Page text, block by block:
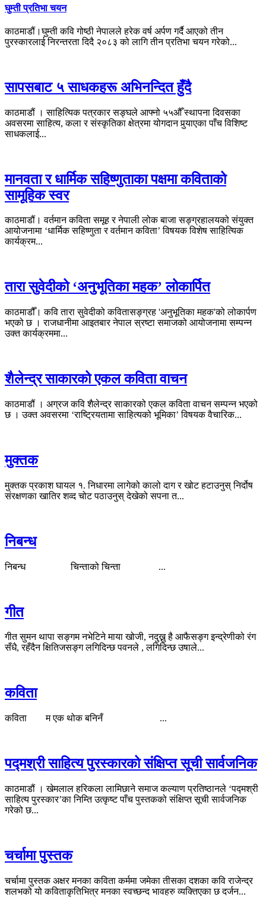
घुम्ती प्रतिभा चयन
काठमाडौं।घुम्ती कवि गोष्ठी नेपालले हरेक वर्ष अर्पण गर्दै आएको तीन
पुरस्कारलाई निरन्तरता दिदै २०८३ को लागि तीन प्रतिभा चयन गरेको...
सापसबाट ५ साधकहरू अभिनन्दित हुँदै
काठमाडौं । साहित्यिक पत्रकार सङ्घले आफ्नो ५५औँ स्थापना दिवसका
अवसरमा साहित्य, कला र संस्कृतिका क्षेत्रमा योगदान पुर्‍याएका पाँच विशिष्ट
साधकलाई...
मानवता र धार्मिक सहिष्णुताका पक्षमा कविताको
सामूहिक स्वर
काठमाडौं। वर्तमान कविता समूह र नेपाली लोक बाजा सङ्ग्रहालयको संयुक्त
आयोजनामा ‘धार्मिक सहिष्णुता र वर्तमान कविता’ विषयक विशेष साहित्यिक
कार्यक्रम...
तारा सुवेदीको ‘अनुभूतिका महक’ लोकार्पित
काठमाडौँ। कवि तारा सुवेदीको कवितासङ्ग्रह 'अनुभूतिका महक'को लोकार्पण
भएको छ । राजधानीमा आइतबार नेपाल स्रष्टा समाजको आयोजनामा सम्पन्न
उक्त कार्यक्रममा...
शैलेन्द्र साकारको एकल कविता वाचन
काठमाडौं । अग्रज कवि शैलेन्द्र साकारको एकल कविता वाचन सम्पन्न भएको
छ । उक्त अवसरमा ‘राष्ट्रियतामा साहित्यको भूमिका’ विषयक वैचारिक...
मुक्तक
मुक्तक प्रकाश घायल १. निधारमा लागेको कालो दाग र खोट हटाउनुस् निर्दोष
संरक्षणका खातिर शव्द चोट पठाउनुस् देखेको सपना त...
निबन्ध
निबन्ध चिन्ताको चिन्ता ...
गीत
गीत सुमन थापा सङ्गम नभेटिने माया खोजी, नदुख्नु है आफैसङ्ग इन्द्रेणीको रंग
सँधै, रहँदैन क्षितिजसङ्ग लगिदिन्छ पवनले , लगिदिन्छ उषाले...
कविता
कविता म एक थोक बनिनँ ...
पद्मश्री साहित्य पुरस्कारको संक्षिप्त सूची सार्वजनिक
काठमाडौं । खेमलाल हरिकला लामिछाने समाज कल्याण प्रतिष्ठानले ‘पद्मश्री
साहित्य पुरस्कार’का निम्ति उत्कृष्ट पाँच पुस्तकको संक्षिप्त सूची सार्वजनिक
गरेको छ...
चर्चामा पुस्तक
चर्चामा पुस्तक अक्षर मनका कविता कर्ममा जमेका तीसका दशका कवि राजेन्द्र
शलभको यो कविताकृतिभित्र मनका स्वच्छन्द भावहरु व्यक्तिएका छ दर्जन...